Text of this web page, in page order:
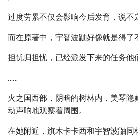
过度劳累不仅会影响今后发育，说不
而在原著中，宇智波鼬好像就是得了
担忧归担忧，已经派发下来的任务他
……
火之国西部，阴暗的树林内，美琴隐
动声响地观察着周围。
在她附近，旗木卡卡西和宇智波鼬同